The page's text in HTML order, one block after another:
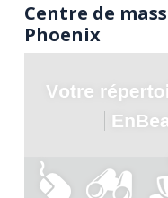
Centre de
Phoenix